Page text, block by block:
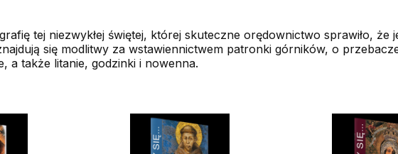
tej niezwykłej świętej, której skuteczne orędownictwo sprawiło, że
się modlitwy za wstawiennictwem patronki górników, o
a także litanie, godzinki i nowenna.